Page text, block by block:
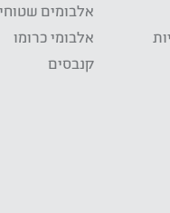
אלבומים
אלבומי כרומו
קנבסים